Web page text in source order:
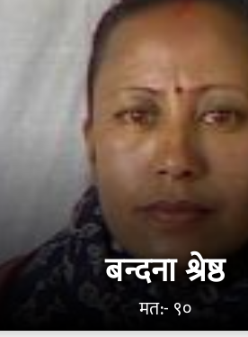
बन्दना श्रेष्ठ
मत:- ९०